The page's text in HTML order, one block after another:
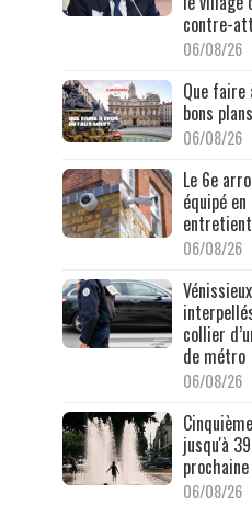
contre-
06/08/26
Que faire
bons
06/08/26
Le 6e
équipé
06/08/26
collier
de métro
06/08/26
jusqu'à
prochaine
06/08/26